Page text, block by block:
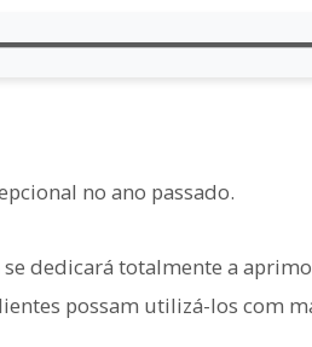
no ano passado.
dedicará totalmente a
possam utilizá-los com